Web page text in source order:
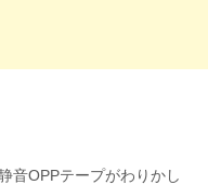
音OPPテープがわりかし